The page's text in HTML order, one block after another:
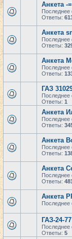
Анкета -
Последнее
Ответы:
Анкета
Последнее
Ответы:
Анкета
Последнее
Ответы:
ГАЗ
Последнее
Ответы: 1
Анкета
Последнее
Ответы:
Анкета
Последнее
Ответы:
Анкета
Последнее
Ответы:
Анкета
Последнее
ГАЗ-24-77
Последнее
Ответы: 5